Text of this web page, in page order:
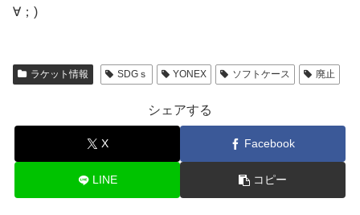
∀；)
ラケット情報 SDGｓ YONEX ソフトケース 廃止
シェアする
X Facebook
LINE コピー